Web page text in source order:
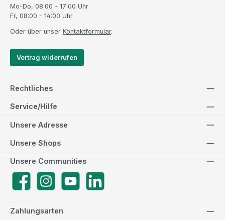
Mo-Do, 08:00 - 17:00 Uhr
Fr, 08:00 - 14:00 Uhr
Oder über unser Kontaktformular.
Vertrag widerrufen
Rechtliches
Service/Hilfe
Zahlungsarten
Unsere Adresse
Unsere Communities
FacebookInstagramYouTube
Unsere Shops